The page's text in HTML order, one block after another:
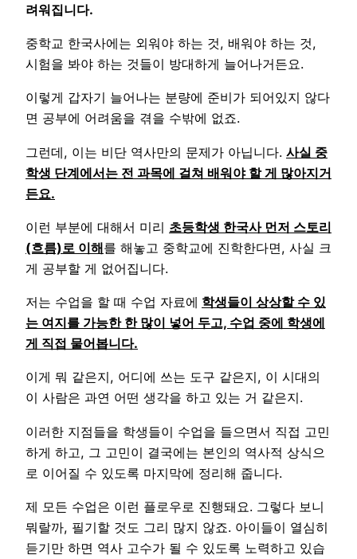
려워집니다.
중학교 한국사에는 외워야 하는 것, 배워야 하는 것,
시험을 봐야 하는 것들이 방대하게 늘어나거든요.
이렇게 갑자기 늘어나는 분량에 준비가 되어있지 않다
면 공부에 어려움을 겪을 수밖에 없죠.
그런데, 이는 비단 역사만의 문제가 아닙니다. 사실 중
학생 단계에서는 전 과목에 걸쳐 배워야 할 게 많아지거
든요.
이런 부분에 대해서 미리 초등학생 한국사 먼저 스토리
(흐름)로 이해를 해놓고 중학교에 진학한다면, 사실 크
게 공부할 게 없어집니다.
저는 수업을 할 때 수업 자료에 학생들이 상상할 수 있
는 여지를 가능한 한 많이 넣어 두고, 수업 중에 학생에
게 직접 물어봅니다.
이게 뭐 같은지, 어디에 쓰는 도구 같은지, 이 시대의
이 사람은 과연 어떤 생각을 하고 있는 거 같은지.
이러한 지점들을 학생들이 수업을 들으면서 직접 고민
하게 하고, 그 고민이 결국에는 본인의 역사적 상식으
로 이어질 수 있도록 마지막에 정리해 줍니다.
제 모든 수업은 이런 플로우로 진행돼요. 그렇다 보니
뭐랄까, 필기할 것도 그리 많지 않죠. 아이들이 열심히
듣기만 하면 역사 고수가 될 수 있도록 노력하고 있습